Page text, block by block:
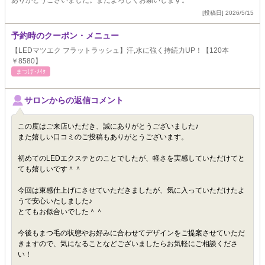
[投稿日] 2026/5/15
予約時のクーポン・メニュー
【LEDマツエク フラットラッシュ】汗,水に強く持続力UP！【120本
￥8580】
まつげ･ﾒｲｸ
サロンからの返信コメント
この度はご来店いただき、誠にありがとうございました♪
また嬉しい口コミのご投稿もありがとうございます。
初めてのLEDエクステとのことでしたが、軽さを実感していただけてと
ても嬉しいです＾＾
今回は束感仕上げにさせていただきましたが、気に入っていただけたよ
うで安心いたしました♪
とてもお似合いでした＾＾
今後もまつ毛の状態やお好みに合わせてデザインをご提案させていただ
きますので、気になることなどございましたらお気軽にご相談くださ
い！